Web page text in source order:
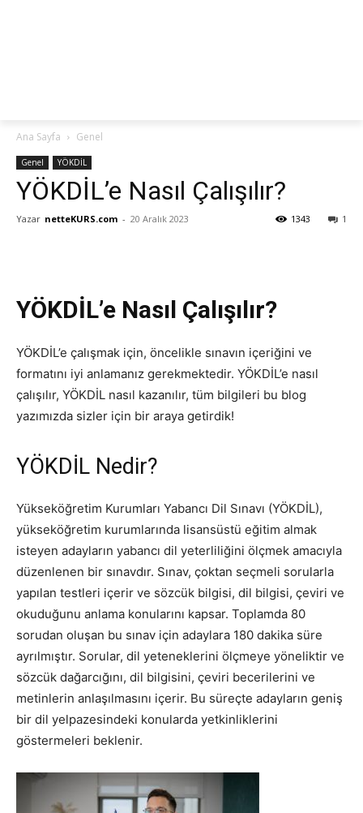
Ana Sayfa Genel
Genel YÖKDİL
YÖKDİL’e Nasıl Çalışılır?
Yazar netteKURS.com - 20 Aralık 2023 1
1343
YÖKDİL’e Nasıl Çalışılır?
YÖKDİL’e çalışmak için, öncelikle sınavın içeriğini ve
formatını iyi anlamanız gerekmektedir. YÖKDİL’e nasıl
çalışılır, YÖKDİL nasıl kazanılır, tüm bilgileri bu blog
yazımızda sizler için bir araya getirdik!
YÖKDİL Nedir?
Yükseköğretim Kurumları Yabancı Dil Sınavı (YÖKDİL),
yükseköğretim kurumlarında lisansüstü eğitim almak
isteyen adayların yabancı dil yeterliliğini ölçmek amacıyla
düzenlenen bir sınavdır. Sınav, çoktan seçmeli sorularla
yapılan testleri içerir ve sözcük bilgisi, dil bilgisi, çeviri ve
okuduğunu anlama konularını kapsar. Toplamda 80
sorudan oluşan bu sınav için adaylara 180 dakika süre
ayrılmıştır. Sorular, dil yeteneklerini ölçmeye yöneliktir ve
sözcük dağarcığını, dil bilgisini, çeviri becerilerini ve
metinlerin anlaşılmasını içerir. Bu süreçte adayların geniş
bir dil yelpazesindeki konularda yetkinliklerini
göstermeleri beklenir.